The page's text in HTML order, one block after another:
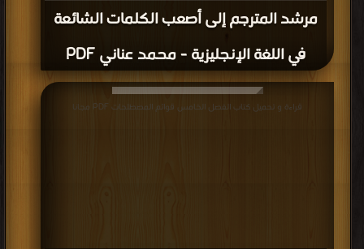
مرشد المترجم إلى أصعب الكلمات الشائعة
في اللغة الإنجليزية - محمد عناني PDF
قراءة و تحميل كتاب الفصل الخامس قوائم المصطلحات PDF مجانا